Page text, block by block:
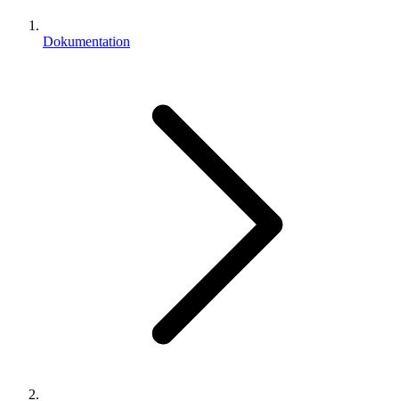
Dokumentation